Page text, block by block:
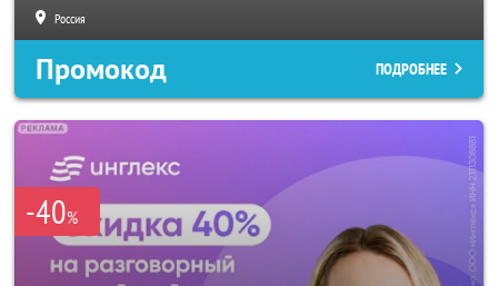
Россия
Промокод ПОДРОБНЕЕ
-40%